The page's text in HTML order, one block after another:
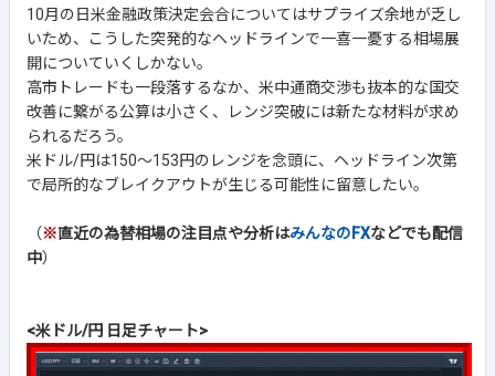
10月の日米金融政策決定会合についてはサプライズ余地が乏し
いため、こうした突発的なヘッドラインで一喜一憂する相場展
開についていくしかない。
高市トレードも一段落するなか、米中通商交渉も抜本的な国交
改善に繋がる公算は小さく、レンジ突破には新たな材料が求め
られるだろう。
米ドル/円は150～153円のレンジを念頭に、ヘッドライン次第
で局所的なブレイクアウトが生じる可能性に留意したい。
（※直近の為替相場の注目点や分析はみんなのFXなどでも配信
中）
<米ドル/円 日足チャート>